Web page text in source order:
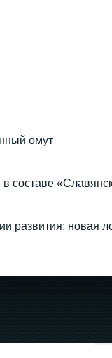
омут
составе
развития: новая